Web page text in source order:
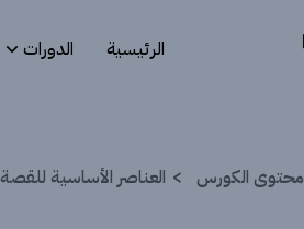
الرئيسية الدورات
محتوى الكورس العناصر الأساسية للقصة